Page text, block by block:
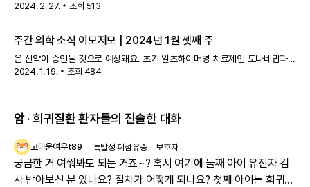
희귀의약품 지정 에이비온, 비소세포폐암 치료제 바바메킵 임상 2상에 국내
2024. 2. 27. 조회 513
주간 의학 소식 이모저모 | 2024년 1월 셋째 주
은 신약이 승인될 것으로 예상돼요. 초기 알츠하이머병 치료제인 도나네맙과
폐동맥고혈압 치료제인 소타터셉트, 비소세포폐암 치료제인 파트리투맙
2024. 1. 19. 조회 484
암 · 희귀질환 환자들의 진솔한 대화
고마운여우t89 특발성 폐섬유증 보호자
궁금한 거 여쭤봐도 되는 거죠~? 혹시 여기에 둘째 아이 유전자 검
사 받아보신 분 있나요? 절차가 어떻게 되나요? 첫째 아이는 희귀질